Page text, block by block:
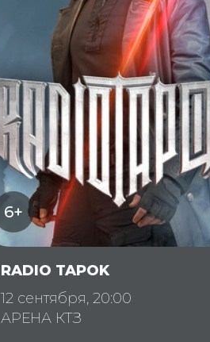
6+
RADIO TAPOK
12 сентября, 20:00
АРЕНА КТЗ